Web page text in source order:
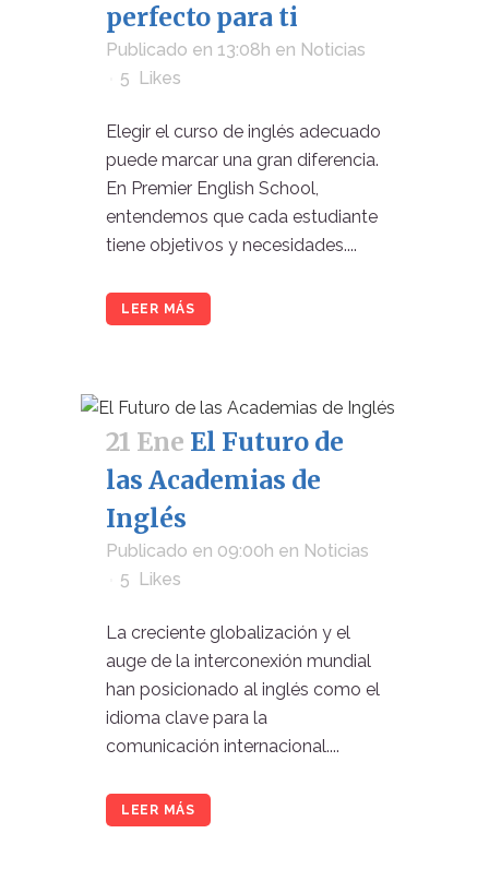
perfecto para ti
Publicado en 13:08h en Noticias
5
Likes
Elegir el curso de inglés adecuado
puede marcar una gran diferencia.
En Premier English School,
entendemos que cada estudiante
tiene objetivos y necesidades....
LEER MÁS
21 Ene El Futuro de
las Academias de
Inglés
Publicado en 09:00h en Noticias
5
Likes
La creciente globalización y el
auge de la interconexión mundial
han posicionado al inglés como el
idioma clave para la
comunicación internacional....
LEER MÁS